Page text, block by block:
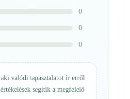
0
0
0
valódi tapasztalatot ír erről
segítik a megfelelő